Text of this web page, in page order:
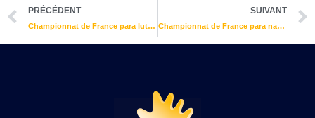
Précédent
PRÉCÉDENT
Championnat de France para lutte adaptée 2025
SUIVANT
Championnat de France para natation adaptée 2025